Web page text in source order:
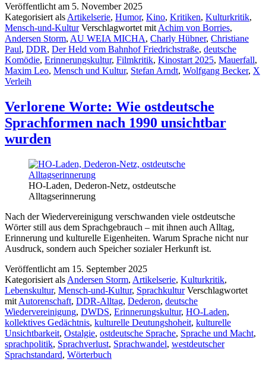
vom
Bahnhof
Friedrichstraße
–
Teil
2
Veröffentlicht am 5. November 2025
Kategorisiert als Artikelserie, Humor, Kino, Kritiken, Kulturkritik,
Mensch-und-Kultur Verschlagwortet mit Achim von Borries,
Andersen Storm, AU WEIA MICHA, Charly Hübner, Christiane
Paul, DDR, Der Held vom Bahnhof Friedrichstraße, deutsche
Komödie, Erinnerungskultur, Filmkritik, Kinostart 2025, Mauerfall,
Maxim Leo, Mensch und Kultur, Stefan Arndt, Wolfgang Becker, X
Verleih
Verlorene Worte: Wie ostdeutsche
Sprachformen nach 1990 unsichtbar
wurden
HO‑Laden, Dederon‑Netz, ostdeutsche
Alltagserinnerung
Nach der Wiedervereinigung verschwanden viele ostdeutsche
Wörter still aus dem Sprachgebrauch – mit ihnen auch Alltag,
Erinnerung und kulturelle Eigenheiten. Warum Sprache nicht nur
Ausdruck, sondern auch Speicher sozialer Herkunft ist.
Veröffentlicht am 15. September 2025
Kategorisiert als Andersen Storm, Artikelserie, Kulturkritik,
Lebenskultur, Mensch-und-Kultur, Sprachkultur Verschlagwortet
mit Autorenschaft, DDR-Alltag, Dederon, deutsche
Wiedervereinigung, DWDS, Erinnerungskultur, HO-Laden,
kollektives Gedächtnis, kulturelle Deutungshoheit, kulturelle
Unsichtbarkeit, Ostalgie, ostdeutsche Sprache, Sprache und Macht,
sprachpolitik, Sprachverlust, Sprachwandel, westdeutscher
Sprachstandard, Wörterbuch